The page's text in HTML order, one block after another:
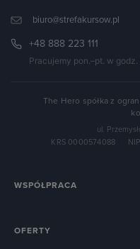
biuro@strefakursow.pl
+48 888 223 111
Pracujemy pon.–pt. w
The Hero spółka z
ul.
KRS 0000574088
WSPÓŁPRACA
OFERTY